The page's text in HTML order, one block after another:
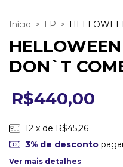
Início > LP >
DON`T
R$440,00
12 x de R$45,26
3% de desconto
Ver mais detalhes